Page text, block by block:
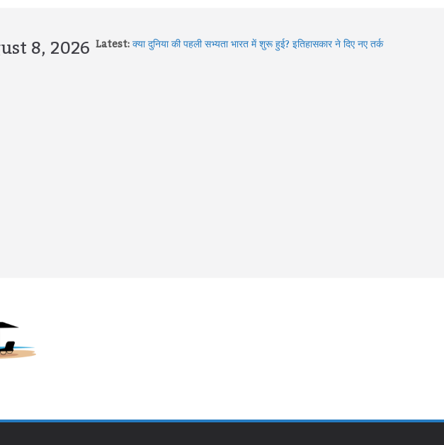
8, 2026 Latest: क्या दुनिया की पहली सभ्यता भारत में शुरू हुई? इतिहासकार ने दिए नए तर्क